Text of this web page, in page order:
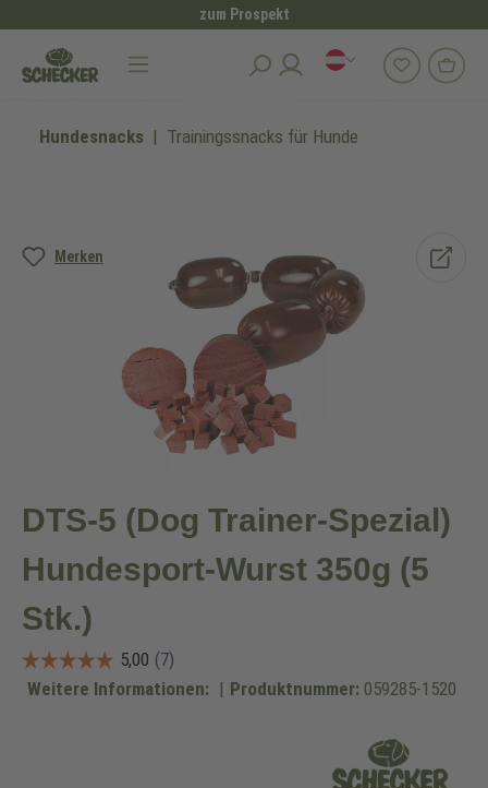
zum Prospekt
Hundesnacks Trainingssnacks für Hunde
Merken
Bildergalerie überspringen
DTS-5 (Dog Trainer-Spezial)
Hundesport-Wurst 350g (5
Stk.)
Weitere Informationen: | Produktnummer: 059285-1520